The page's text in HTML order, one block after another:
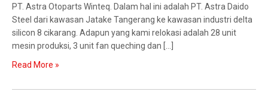
PT. Astra Otoparts Winteq. Dalam hal ini adalah PT. Astra Daido
Steel dari kawasan Jatake Tangerang ke kawasan industri delta
silicon 8 cikarang. Adapun yang kami relokasi adalah 28 unit
mesin produksi, 3 unit fan queching dan […]
Read More »